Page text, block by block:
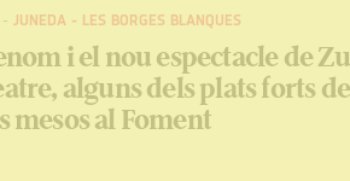
-JUNEDA - LES BORGES BLANQUES
i el nou espectacle de
alguns dels plats forts
mesos al Foment